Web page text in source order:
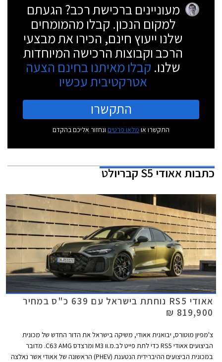
מעוניינים ברכישת רכב? הגעתם
למקום הנכון. קבלו מהמומחים
שלנו ייעוץ חינם, הכירו את מבצעי
הרכב וקבוצות הרכישה המיוחדות
שלנו. קבלו מאיתנו בחינם הצעה
אטרקטיבית עכשיו
התקשרו
התקשרו או מלאו פרטים ונחזור אליכם בהקדם
כתבותאאודי S5 קבריולט
אאודי RS5 נוחתת בישראל עם 639 כ"ס במחיר
819,900 ₪
צ'מפיון מוטורס, יבואנית אאודי, משיקה בישראל את הדור החדש של מכונית
הביצועים אאודי RS5 כדי לתת פייט לב.מ.וו M3 ומרצדס C63 AMG. מדובר
במכונית הביצועים ההיברידית הנטענת (PHEV) הראשונה של אאודי אשר נאלצה